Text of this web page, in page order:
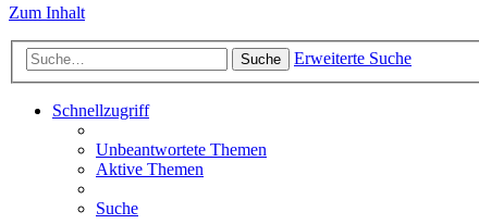
Zum Inhalt
Suche Erweiterte Suche
Schnellzugriff
Unbeantwortete Themen
Aktive Themen
Suche